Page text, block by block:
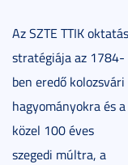
Az SZTE TTIK
stratégiája az 1784-
ben eredő kolozsvári
hagyományokra és a
közel 100 éves
szegedi múltra, a